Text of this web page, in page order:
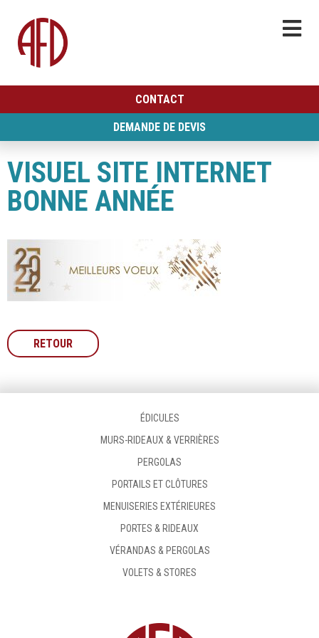
CONTACT
DEMANDE DE DEVIS
VISUEL SITE INTERNET
BONNE ANNÉE
RETOUR
ÉDICULES
MURS-RIDEAUX & VERRIÈRES
PERGOLAS
PORTAILS ET CLÔTURES
MENUISERIES EXTÉRIEURES
PORTES & RIDEAUX
VÉRANDAS & PERGOLAS
VOLETS & STORES